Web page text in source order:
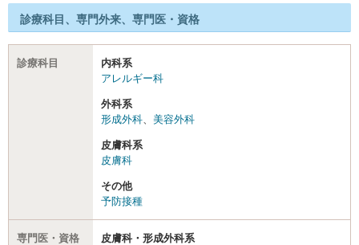
診療科目、専門外来、専門医・資格
診療科目
内科系
アレルギー科
外科系
形成外科、 美容外科
皮膚科系
皮膚科
その他
予防接種
専門医・資格
皮膚科・形成外科系